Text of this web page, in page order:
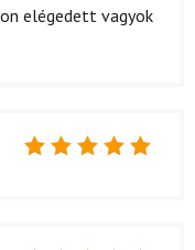
elégedett vagyok